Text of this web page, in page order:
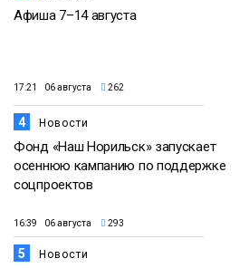
Афиша 7–14 августа
17:21 06 августа 262
4 Новости
Фонд «Наш Норильск» запускает
осеннюю кампанию по поддержке
соцпроектов
16:39 06 августа 293
5 Новости